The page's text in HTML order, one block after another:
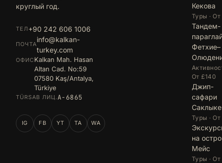
круглый год.
ТЕЛ+90 242 606 1006
ПОЧТА
info@kalkan-
turkey.com
ОФИС Kalkan Mah. Hasan
Altan Cad. No:59
07580 Kaş/Antalya,
Türkiye
TÜRSAB ЛИЦ.A-6865
IG FB YT TA WA
Кекова
Туры ·
Тандем-
Фетхие–
От £140
Джип-
сафари
Туры ·
на
Мейс
Туры ·